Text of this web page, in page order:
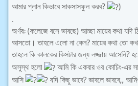
আমার প্লান কিভাবে সাকসাসফুল করব?
)
.
অর্ণবঃ (কলেজে বসে ভাবছে) আচ্ছা মায়ের কথা
আসতো। তাহলে এলো না কেন? মায়ের কথা তো
তাহলে কি কালকের কিসটার জন্য লজ্জায় আসেনি?
অসুস্থ হলো
আমি কি একবার ওর কোচিং-এর
আসি
যদি কিছু ভাবে? ভাবলে ভাববে,,